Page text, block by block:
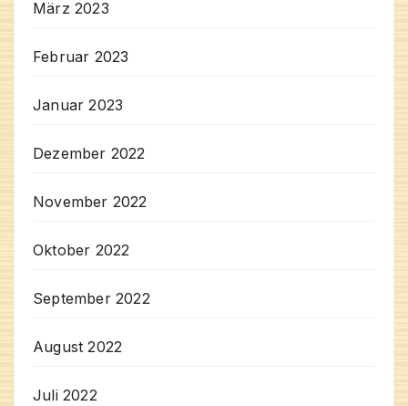
März 2023
Februar 2023
Januar 2023
Dezember 2022
November 2022
Oktober 2022
September 2022
August 2022
Juli 2022